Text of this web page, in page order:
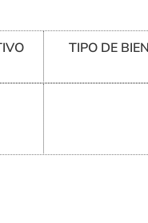
TIPO DE BIEN